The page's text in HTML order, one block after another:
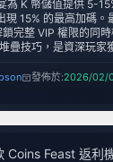
為 K 幣儲值提供 5-
15% 的最高加碼。
完整 VIP 權限的同
疊技巧，是資深玩家
發佈於:2026/02/
Coins Feast 返利